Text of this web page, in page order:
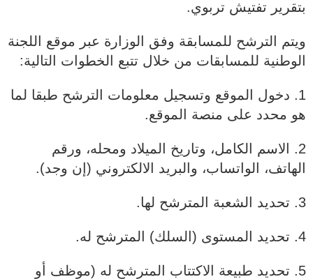
بتقرير تفتيش تربوي.
ويتم الترشح للمسابقة وفق الوزارة عبر موقع اللجنة
الوطنية للمسابقات من خلال تتبع الخطوات التالية:
1. دخول الموقع وتسجيل معلومات الترشح طبقا لما
هو محدد على منصة الموقع.
2. الاسم الكامل، وتاريخ الميلاد ومحله، ورقم
الهاتف، الواتساب، والبريد الالكتروني (إن وجد).
3. تحديد الشعبة المترشح لها.
4. تحديد المستوى (السلك) المترشح له.
5. تحديد طبيعة الاكتتاب المترشح له (موظف أو